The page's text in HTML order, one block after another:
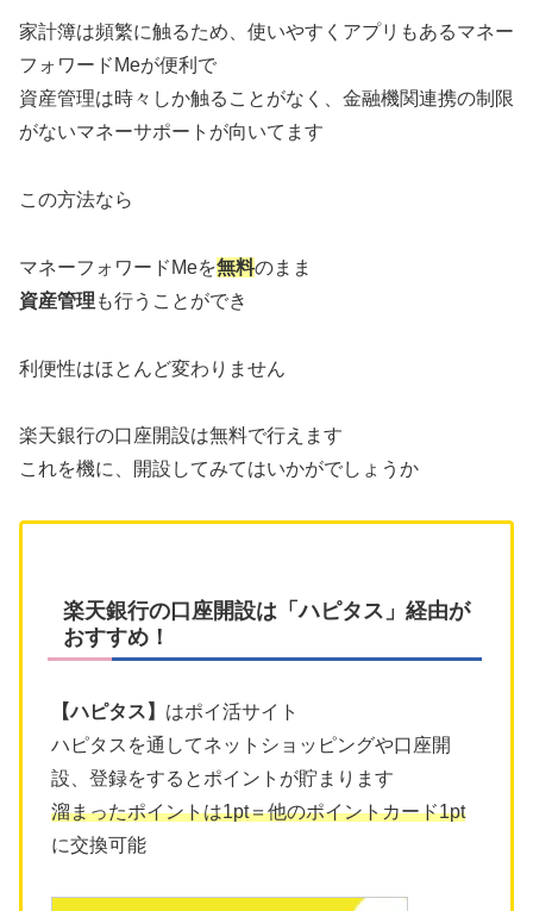
家計簿は頻繁に触るため、使いやすくアプリもあるマネー
フォワードMeが便利で
資産管理は時々しか触ることがなく、金融機関連携の制限
がないマネーサポートが向いてます
この方法なら
マネーフォワードMeを無料のまま
資産管理 も行うことができ
利便性はほとんど変わりません
楽天銀行の口座開設は無料で行えます
これを機に、開設してみてはいかがでしょうか
楽天銀行の口座開設は「ハピタス」経由が
おすすめ！
【ハピタス】 はポイ活サイト
ハピタスを通してネットショッピングや口座開
設、登録をするとポイントが貯まります
溜まったポイントは1pt＝他のポイントカード1pt
に交換可能